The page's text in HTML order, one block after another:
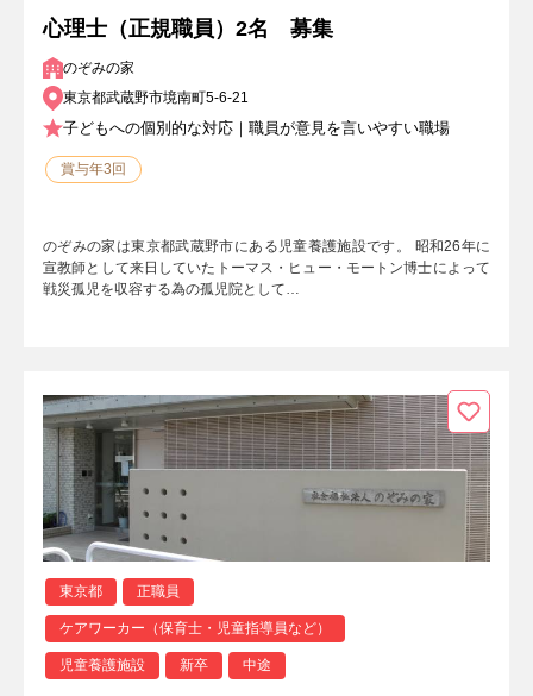
心理士（正規職員）2名 募集
のぞみの家
東京都武蔵野市境南町5-6-21
子どもへの個別的な対応｜職員が意見を言いやすい職場
賞与年3回
のぞみの家は東京都武蔵野市にある児童養護施設です。 昭和26年に
宣教師として来日していたトーマス・ヒュー・モートン博士によって
戦災孤児を収容する為の孤児院として…
東京都 正職員
ケアワーカー（保育士・児童指導員など）
児童養護施設 新卒 中途